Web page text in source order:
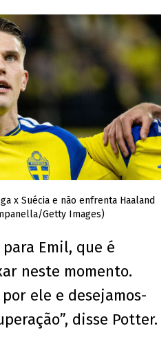
x Suécia e não enfrenta Haaland
Getty Images)
Emil, que é
neste momento.
ele e desejamos-
disse Potter.